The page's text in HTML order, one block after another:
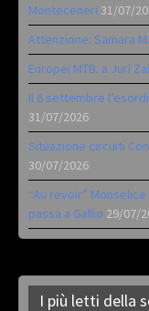
Monteceneri 31/07/
Attenzione: Samara
Europei MTB: a Juri
Il 6 settembre
31/07/2026
Situazione circuiti
30/07/2026
“Au revoir”
passa a Gallio 29/07/
I più letti della